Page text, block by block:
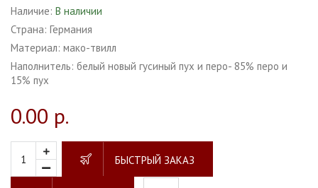
Наличие: В наличии
Страна: Германия
Материал: мако-твилл
Наполнитель: белый новый гусиный пух и перо- 85% перо и
15% пух
0.00 р.
БЫСТРЫЙ ЗАКАЗ